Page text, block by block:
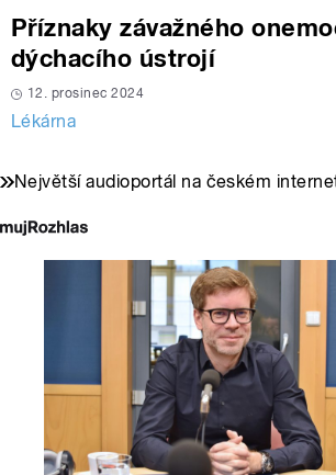
Příznaky závažného
dýchacího ústrojí
12. prosinec 2024
Lékárna
Největší audioportál na českém